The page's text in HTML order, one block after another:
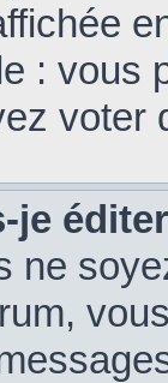
: vous
voter
je
ne